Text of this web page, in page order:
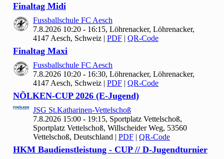
Finaltag Midi
Fussballschule FC Aesch
7.8.2026 10:20 - 16:15, Löhrenacker, Löhrenacker,
4147 Aesch, Schweiz | PDF | QR-Code
Finaltag Maxi
Fussballschule FC Aesch
7.8.2026 10:20 - 16:30, Löhrenacker, Löhrenacker,
4147 Aesch, Schweiz | PDF | QR-Code
NÖLKEN-CUP 2026 (E-Jugend)
JSG St.Katharinen-Vettelschoß
7.8.2026 15:00 - 19:15, Sportplatz Vettelschoß,
Sportplatz Vettelschoß, Willscheider Weg, 53560
Vettelschoß, Deutschland | PDF | QR-Code
HKM Baudienstleistung - CUP // D-Jugendturnier